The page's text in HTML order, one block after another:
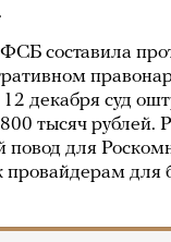
составила
декабря суд
тысяч рублей.
для
провайдерам для